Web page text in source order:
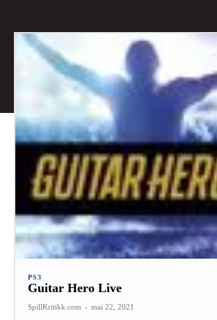
PS3
Guitar Hero Live
SpillKritikk.com - mai 22, 2021